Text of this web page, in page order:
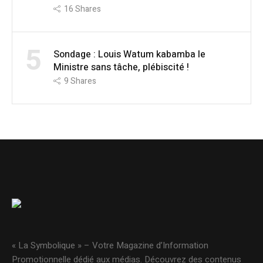
16Shares
5
Sondage : Louis Watum kabamba le
Ministre sans tâche, plébiscité !
9Shares
« La Symbolique » – Votre Magazine d’Information
Promotionnelle dédié aux médias. Découvrez des contenus